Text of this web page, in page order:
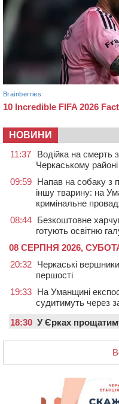
НОВИНИ
11:37
Водійка на смерть
Черкаському районі
09:59 Напав на собаку з
іншу тварину: на
кримінальне
08:44 Безкоштовне
готують освітню
08 СЕРПНЯ 2026,
20:32 Черкаські
першості
19:33 На Уманщині
судитимуть через
18:30 У Єрках
Апеляційний суд
тис. грн шкоди за
У Черкасах за ніч
комендантської